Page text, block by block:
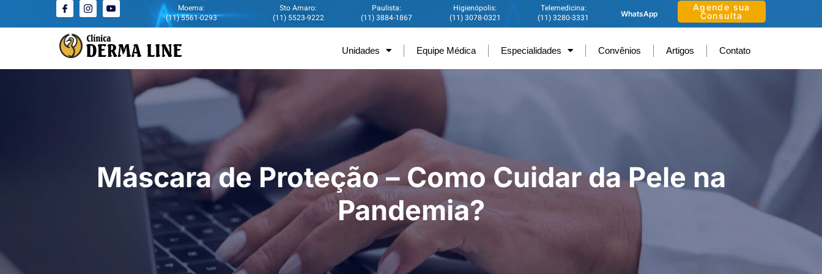
Moema:
(11) 5561-0293
Sto Amaro:
(11) 5523-9222
Paulista:
(11) 3884-1867
Higienópolis:
(11) 3078-0321
Telemedicina:
(11) 3280-3331
WhatsApp
Agende sua
Consulta
Unidades Equipe Médica Especialidades Convênios Artigos Contato
Máscara de Proteção – Como Cuidar da Pele na
Pandemia?